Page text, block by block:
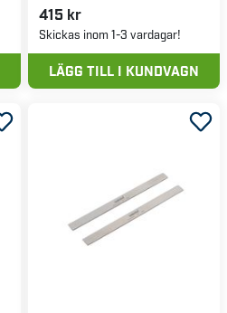
415 kr
Skickas inom 1-3 vardagar!
LÄGG TILL I KUNDVAGN